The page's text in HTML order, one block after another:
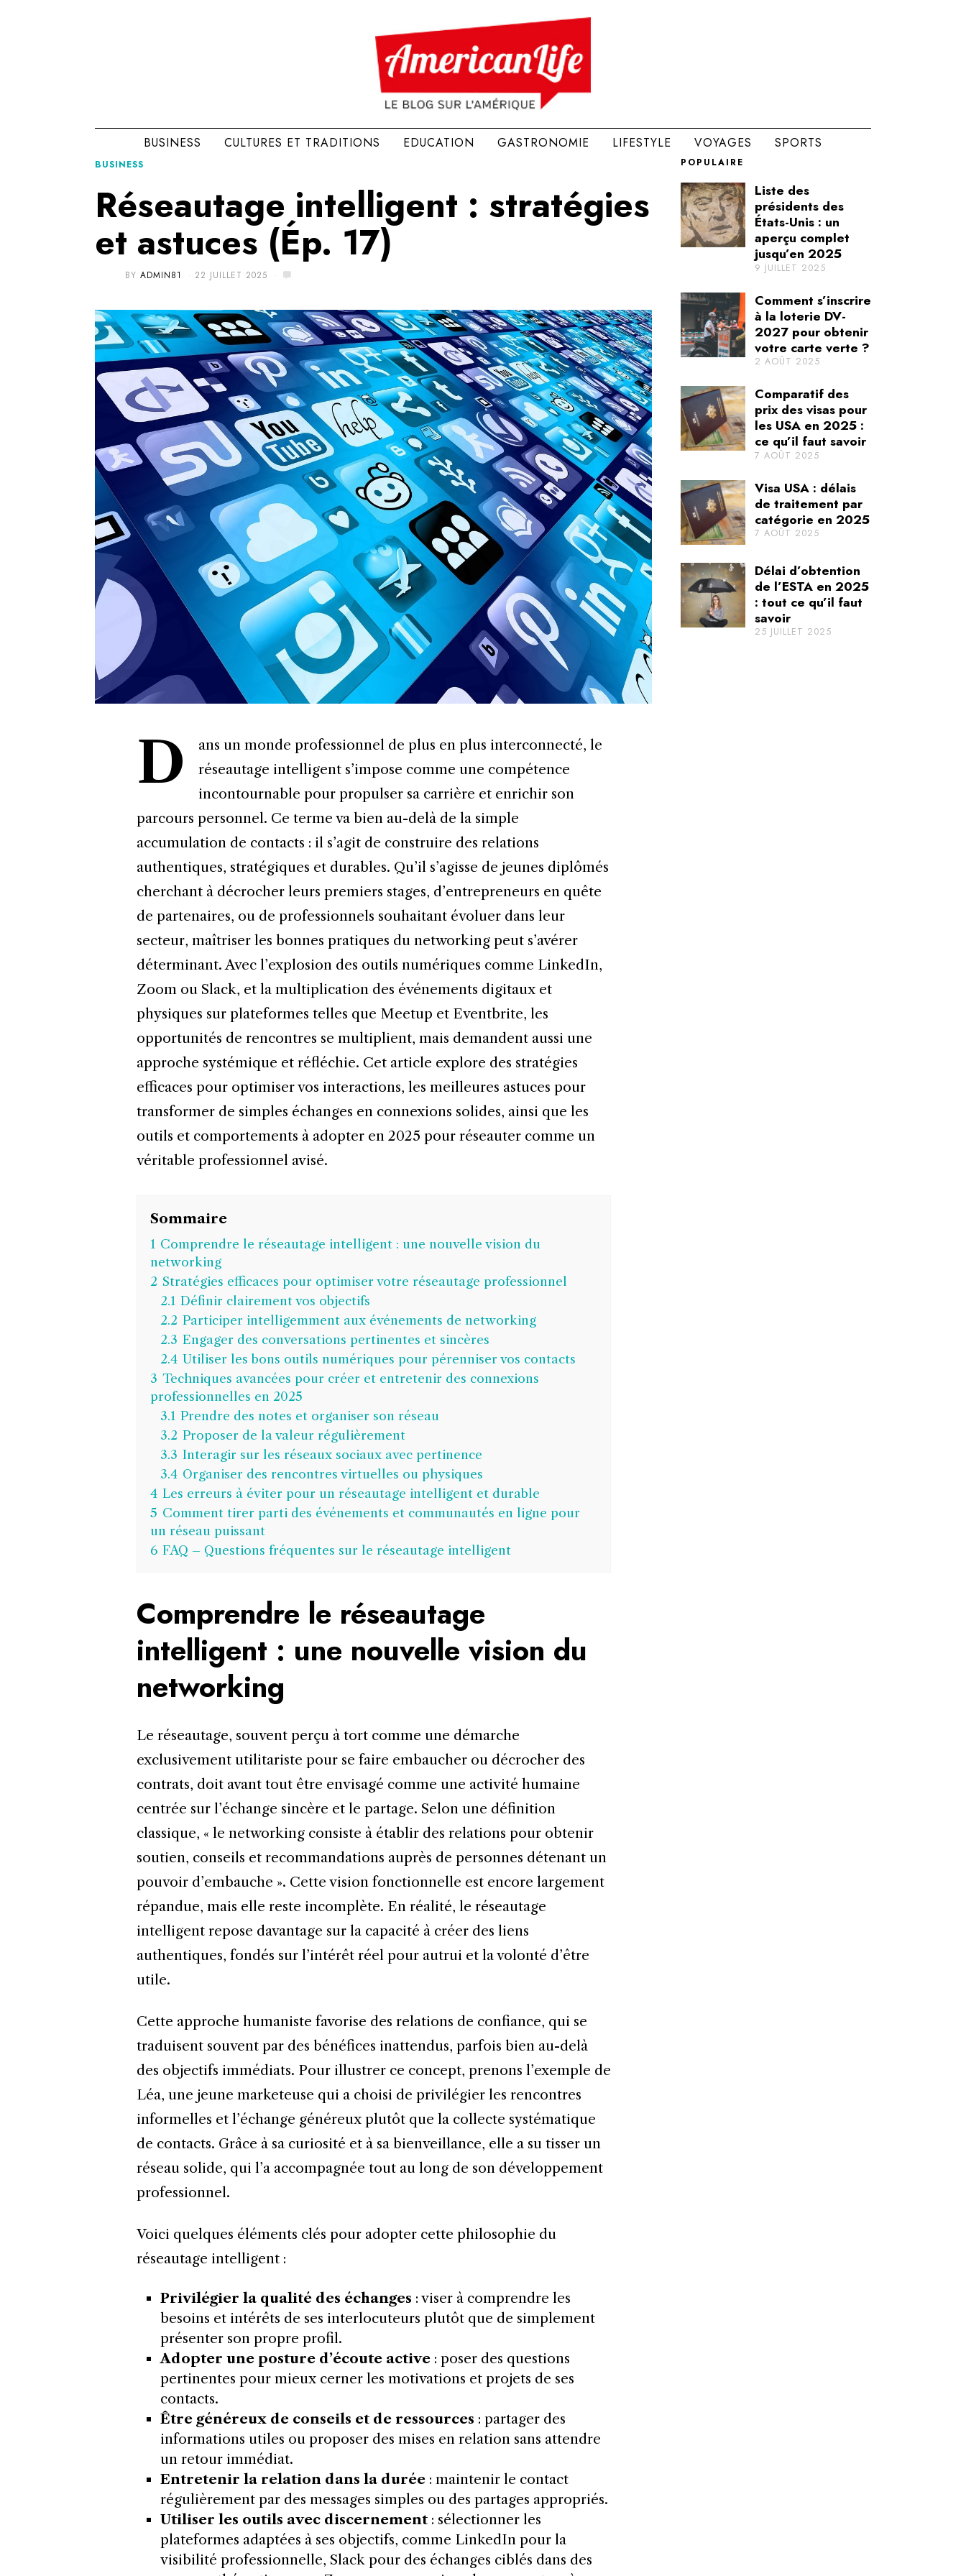
BUSINESS CULTURES ET TRADITIONS EDUCATION GASTRONOMIE LIFESTYLE VOYAGES SPORTS
BUSINESS
Réseautage intelligent : stratégies
et astuces (Ép. 17)
BY ADMIN81 22 JUILLET 2025
D
ans un monde professionnel de plus en plus interconnecté, le
réseautage intelligent s’impose comme une compétence
incontournable pour propulser sa carrière et enrichir son
parcours personnel. Ce terme va bien au-delà de la simple
accumulation de contacts : il s’agit de construire des relations
authentiques, stratégiques et durables. Qu’il s’agisse de jeunes diplômés
cherchant à décrocher leurs premiers stages, d’entrepreneurs en quête
de partenaires, ou de professionnels souhaitant évoluer dans leur
secteur, maîtriser les bonnes pratiques du networking peut s’avérer
déterminant. Avec l’explosion des outils numériques comme LinkedIn,
Zoom ou Slack, et la multiplication des événements digitaux et
physiques sur plateformes telles que Meetup et Eventbrite, les
opportunités de rencontres se multiplient, mais demandent aussi une
approche systémique et réfléchie. Cet article explore des stratégies
efficaces pour optimiser vos interactions, les meilleures astuces pour
transformer de simples échanges en connexions solides, ainsi que les
outils et comportements à adopter en 2025 pour réseauter comme un
véritable professionnel avisé.
Sommaire
1 Comprendre le réseautage intelligent : une nouvelle vision du
networking
2 Stratégies efficaces pour optimiser votre réseautage professionnel
2.1 Définir clairement vos objectifs
2.2 Participer intelligemment aux événements de networking
2.3 Engager des conversations pertinentes et sincères
2.4 Utiliser les bons outils numériques pour pérenniser vos contacts
3 Techniques avancées pour créer et entretenir des connexions
professionnelles en 2025
3.1 Prendre des notes et organiser son réseau
3.2 Proposer de la valeur régulièrement
3.3 Interagir sur les réseaux sociaux avec pertinence
3.4 Organiser des rencontres virtuelles ou physiques
4 Les erreurs à éviter pour un réseautage intelligent et durable
5 Comment tirer parti des événements et communautés en ligne pour
un réseau puissant
6 FAQ – Questions fréquentes sur le réseautage intelligent
Comprendre le réseautage
intelligent : une nouvelle vision du
networking
Le réseautage, souvent perçu à tort comme une démarche
exclusivement utilitariste pour se faire embaucher ou décrocher des
contrats, doit avant tout être envisagé comme une activité humaine
centrée sur l’échange sincère et le partage. Selon une définition
classique, « le networking consiste à établir des relations pour obtenir
soutien, conseils et recommandations auprès de personnes détenant un
pouvoir d’embauche ». Cette vision fonctionnelle est encore largement
répandue, mais elle reste incomplète. En réalité, le réseautage
intelligent repose davantage sur la capacité à créer des liens
authentiques, fondés sur l’intérêt réel pour autrui et la volonté d’être
utile.
Cette approche humaniste favorise des relations de confiance, qui se
traduisent souvent par des bénéfices inattendus, parfois bien au-delà
des objectifs immédiats. Pour illustrer ce concept, prenons l’exemple de
Léa, une jeune marketeuse qui a choisi de privilégier les rencontres
informelles et l’échange généreux plutôt que la collecte systématique
de contacts. Grâce à sa curiosité et à sa bienveillance, elle a su tisser un
réseau solide, qui l’a accompagnée tout au long de son développement
professionnel.
Voici quelques éléments clés pour adopter cette philosophie du
réseautage intelligent :
Privilégier la qualité des échanges : viser à comprendre les
besoins et intérêts de ses interlocuteurs plutôt que de simplement
présenter son propre profil.
Adopter une posture d’écoute active : poser des questions
pertinentes pour mieux cerner les motivations et projets de ses
contacts.
Être généreux de conseils et de ressources : partager des
informations utiles ou proposer des mises en relation sans attendre
un retour immédiat.
Entretenir la relation dans la durée : maintenir le contact
régulièrement par des messages simples ou des partages appropriés.
Utiliser les outils avec discernement : sélectionner les
plateformes adaptées à ses objectifs, comme LinkedIn pour la
visibilité professionnelle, Slack pour des échanges ciblés dans des
POPULAIRE
Liste des
présidents des
États-Unis : un
aperçu complet
jusqu’en 2025
9 JUILLET 2025
Comment s’inscrire
à la loterie DV-
2027 pour obtenir
votre carte verte ?
2 AOÛT 2025
Comparatif des
prix des visas pour
les USA en 2025 :
ce qu’il faut savoir
7 AOÛT 2025
Visa USA : délais
de traitement par
catégorie en 2025
7 AOÛT 2025
Délai d’obtention
de l’ESTA en 2025
: tout ce qu’il faut
savoir
25 JUILLET 2025